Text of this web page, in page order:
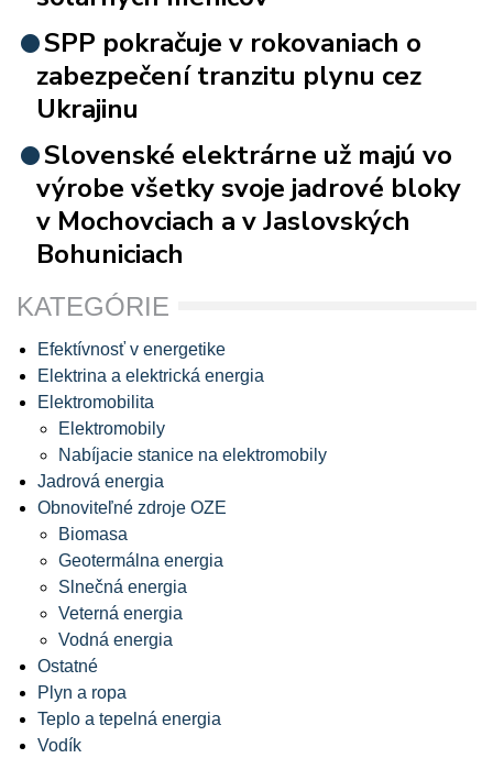
SPP pokračuje v rokovaniach o
zabezpečení tranzitu plynu cez
Ukrajinu
Slovenské elektrárne už majú vo
výrobe všetky svoje jadrové bloky
v Mochovciach a v Jaslovských
Bohuniciach
KATEGÓRIE
Efektívnosť v energetike
Elektrina a elektrická energia
Elektromobilita
Elektromobily
Nabíjacie stanice na elektromobily
Jadrová energia
Obnoviteľné zdroje OZE
Biomasa
Geotermálna energia
Slnečná energia
Veterná energia
Vodná energia
Ostatné
Plyn a ropa
Teplo a tepelná energia
Vodík